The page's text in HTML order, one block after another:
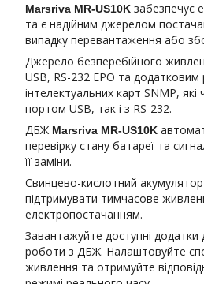
Marsriva MR-US10K забезпечує
та є надійним джерелом
випадку перевантаження або
Джерело безперебійного
USB, RS-232 EPO та додатковим
інтелектуальних карт SNMP,
портом USB, так і з RS-232.
ДБЖ Marsriva MR-US10K
перевірку стану батареї та
її заміни.
Свинцево-кислотний
підтримувати тимчасове
електропостачанням.
Завантажуйте доступні додатки
роботи з ДБЖ. Налаштовуйте
живлення та отримуйте